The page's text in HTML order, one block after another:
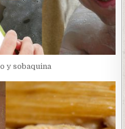
y sobaquina